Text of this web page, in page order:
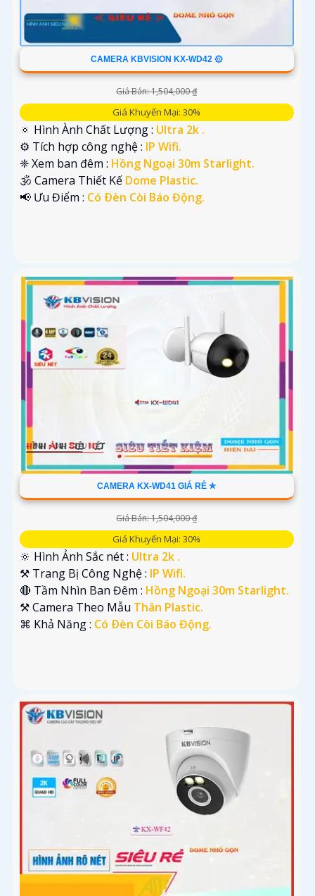
CAMERA KBVISION KX-WD42 ۞
Giá Bán: 1,504,000 ₫
Giá Khuyến Mại: 30%
🔅 Hình Ành Chất Lượng : Ultra 2k .
⚙ Tích hợp công nghệ : IP Wifi.
❈ Xem ban đêm : Hồng Ngoại 30m Starlight.
🕉️ Camera Thiết Kế Dome Plastic.
️📢 Ưu Điểm : Có Ðèn Còi Báo Động.
CAMERA KX-WD41 GIÁ RẺ ✮
Giá Bán: 1,504,000 ₫
Giá Khuyến Mại: 30%
🔆 Hình Ảnh Sắc nét : Ultra 2k .
⚒ Trang Bị Công Nghệ : IP Wifi.
🔴 Tầm Nhìn Ban Đêm : Hồng Ngoại 30m Starlight.
⚒ Camera Theo Mẫu Thân Plastic.
️⌘ Khả Năng : Có Ðèn Còi Báo Động.